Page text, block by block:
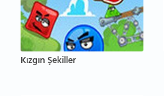
Kızgın Şekiller